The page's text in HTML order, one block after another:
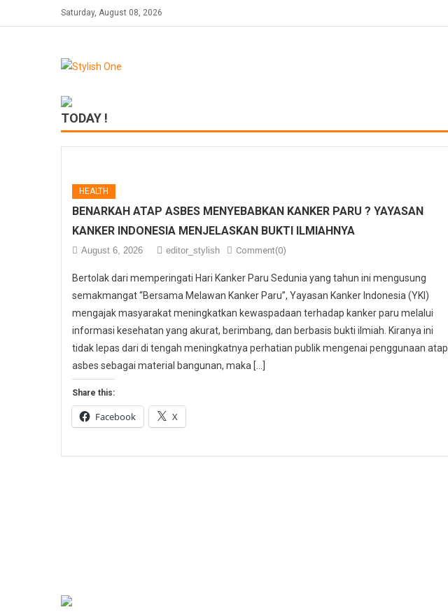
to
Saturday, August 08, 2026
TODAY !
HEALTH
BENARKAH ATAP ASBES MENYEBABKAN KANKER PARU ? YAYASAN
KANKER INDONESIA MENJELASKAN BUKTI ILMIAHNYA
August 6, 2026 editor_stylish Comment(0)
Bertolak dari memperingati Hari Kanker Paru Sedunia yang tahun ini mengusung
semakmangat “Bersama Melawan Kanker Paru”, Yayasan Kanker Indonesia (YKI)
mengajak masyarakat meningkatkan kewaspadaan terhadap kanker paru melalui
informasi kesehatan yang akurat, berimbang, dan berbasis bukti ilmiah. Kiranya ini
tidak lepas dari di tengah meningkatnya perhatian publik mengenai penggunaan atap
asbes sebagai material bangunan, maka […]
Share this:
Facebook X